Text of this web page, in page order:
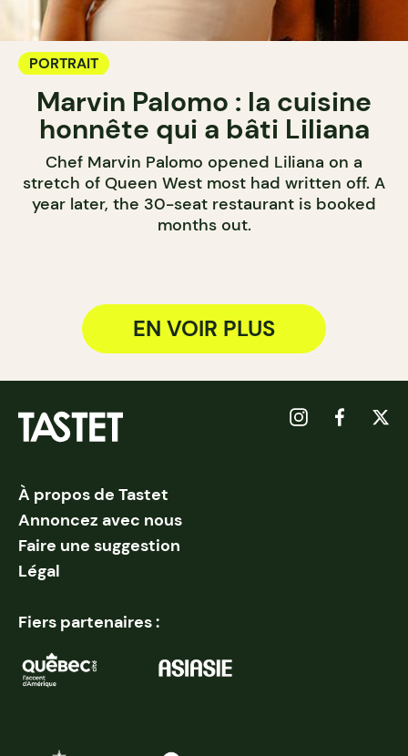
PORTRAIT
Marvin Palomo : la cuisine
honnête qui a bâti Liliana
Chef Marvin Palomo opened Liliana on a
stretch of Queen West most had written off. A
year later, the 30-seat restaurant is booked
months out.
EN VOIR PLUS
À propos de Tastet
Annoncez avec nous
Faire une suggestion
Légal
Fiers partenaires :